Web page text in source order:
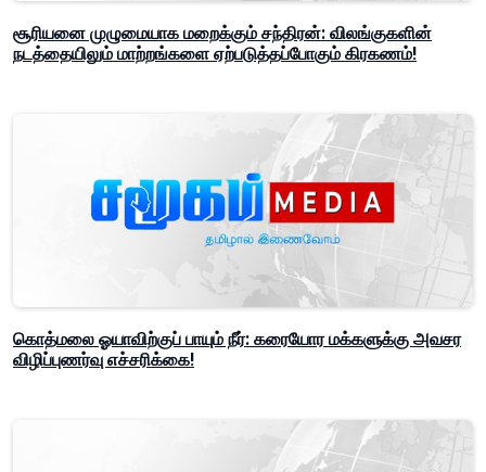
சூரியனை முழுமையாக மறைக்கும் சந்திரன்: விலங்குகளின்
நடத்தையிலும் மாற்றங்களை ஏற்படுத்தப்போகும் கிரகணம்!
கொத்மலை ஓயாவிற்குப் பாயும் நீர்: கரையோர மக்களுக்கு அவசர
விழிப்புணர்வு எச்சரிக்கை!